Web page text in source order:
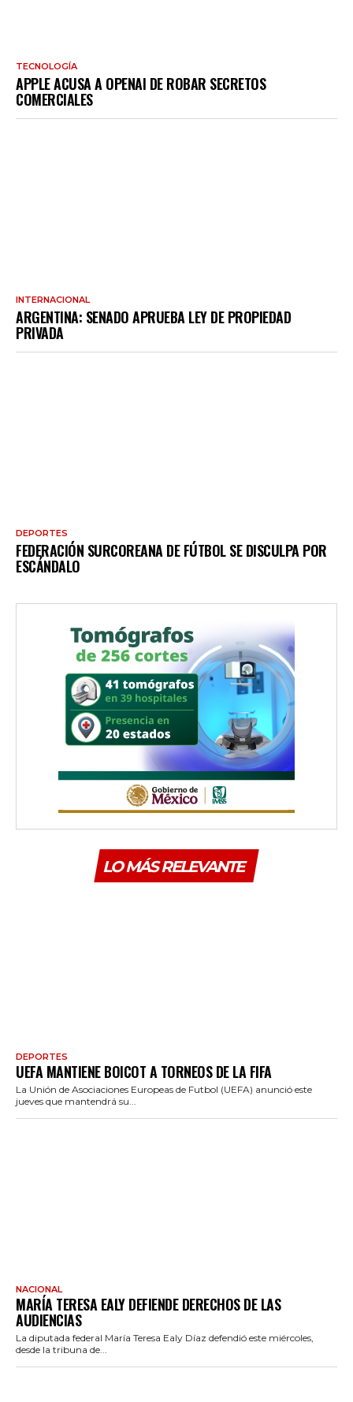
TECNOLOGÍA
APPLE ACUSA A OPENAI DE ROBAR SECRETOS
COMERCIALES
INTERNACIONAL
ARGENTINA: SENADO APRUEBA LEY DE PROPIEDAD
PRIVADA
DEPORTES
FEDERACIÓN SURCOREANA DE FÚTBOL SE DISCULPA POR
ESCÁNDALO
LO MÁS RELEVANTE
DEPORTES
UEFA MANTIENE BOICOT A TORNEOS DE LA FIFA
La Unión de Asociaciones Europeas de Futbol (UEFA) anunció este
jueves que mantendrá su...
NACIONAL
MARÍA TERESA EALY DEFIENDE DERECHOS DE LAS
AUDIENCIAS
La diputada federal María Teresa Ealy Díaz defendió este miércoles,
desde la tribuna de...